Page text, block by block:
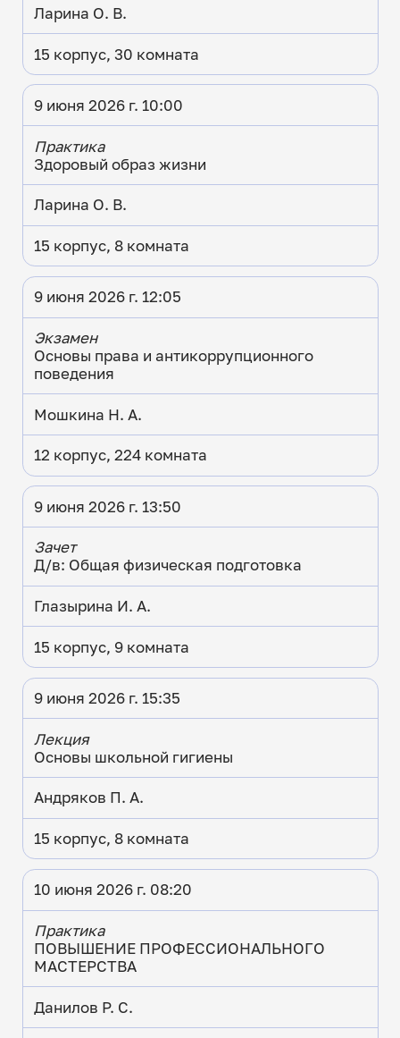
Ларина О. В.
15 корпус, 30 комната
9 июня 2026 г. 10:00
Практика
Здоровый образ жизни
Ларина О. В.
15 корпус, 8 комната
9 июня 2026 г. 12:05
Экзамен
Основы права и антикоррупционного
поведения
Мошкина Н. А.
12 корпус, 224 комната
9 июня 2026 г. 13:50
Зачет
Д/в: Общая физическая подготовка
Глазырина И. А.
15 корпус, 9 комната
9 июня 2026 г. 15:35
Лекция
Основы школьной гигиены
Андряков П. А.
15 корпус, 8 комната
10 июня 2026 г. 08:20
Практика
ПОВЫШЕНИЕ ПРОФЕССИОНАЛЬНОГО
МАСТЕРСТВА
Данилов Р. С.